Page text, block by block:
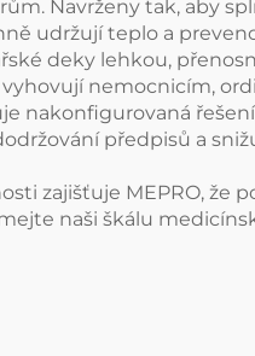
Navrženy tak, aby
udržují teplo a
deky lehkou,
nemocnicím,
nakonfigurovaná
předpisů a
zajišťuje MEPRO,
naši škálu